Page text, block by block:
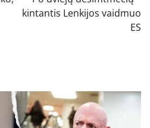
kintantis Lenkijos vaidmuo
ES